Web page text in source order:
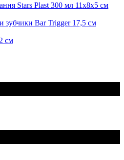
Stars Plast 300 мл 11х8х5 см
зубчики Bar Trigger 17,5 см
см